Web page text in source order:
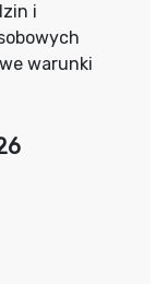
i
warunki